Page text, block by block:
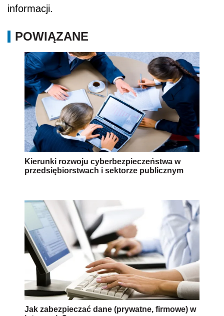
informacji.
POWIĄZANE
Kierunki rozwoju cyberbezpieczeństwa w
przedsiębiorstwach i sektorze publicznym
Jak zabezpieczać dane (prywatne, firmowe) w